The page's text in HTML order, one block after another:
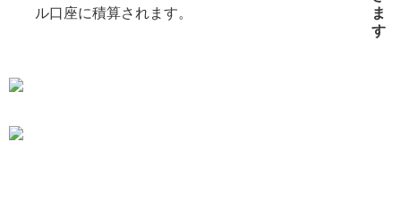
ル口座に積算されます。